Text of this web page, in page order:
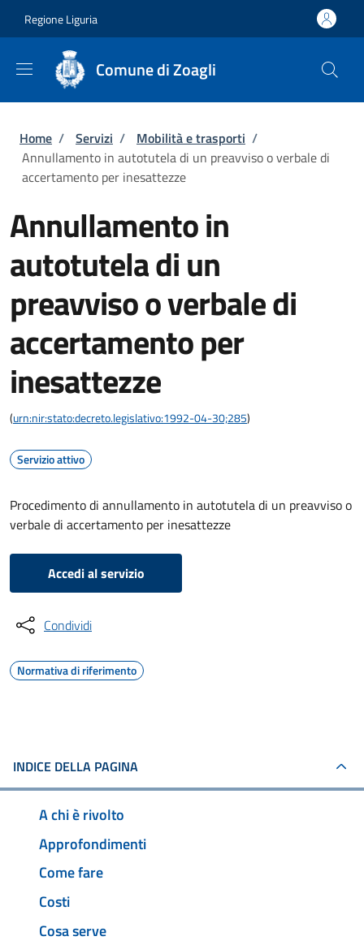
Regione Liguria
Comune di Zoagli
Briciole di pane
Home / Servizi / Mobilità e trasporti /
Annullamento in autotutela di un preavviso o verbale di
accertamento per inesattezze
Annullamento in
autotutela di un
preavviso o verbale di
accertamento per
inesattezze
(urn:nir:stato:decreto.legislativo:1992-04-30;285)
Servizio attivo
Procedimento di annullamento in autotutela di un preavviso o
verbale di accertamento per inesattezze
Accedi al servizio
Condividi
Normativa di riferimento
INDICE DELLA PAGINA
A chi è rivolto
Approfondimenti
Come fare
Costi
Cosa serve